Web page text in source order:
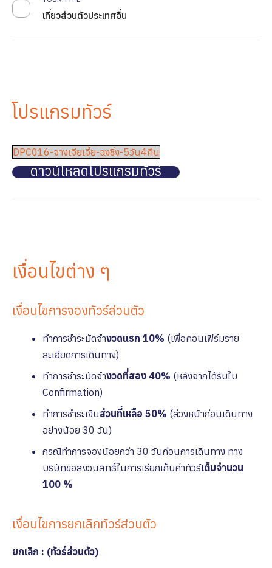
เที่ยวส่วนตัวประเทศอื่น
โปรแกรมทัวร์
DPC016-จางเจียเจี้ย-ฉงชิ่ง-5วัน4คืน
ดาวน์โหลดโปรแกรมทัวร์
เงื่อนไขต่าง ๆ
เงื่อนไขการจองทัวร์ส่วนตัว
ทำการชำระมัดจำงวดแรก 10% (เพื่อคอนเฟิร์มราย
ละเอียดการเดินทาง)
ทำการชำระมัดจำงวดที่สอง 40% (หลังจากได้รับใบ
Confirmation)
ทำการชำระเงินส่วนที่เหลือ 50% (ล่วงหน้าก่อนเดินทาง
อย่างน้อย 30 วัน)
กรณีทำการจองน้อยกว่า 30 วันก่อนการเดินทาง ทาง
บริษัทขอสงวนสิทธิ์ในการเรียกเก็บค่าทัวร์เต็มจํานวน
100 %
เงื่อนไขการยกเลิกทัวร์ส่วนตัว
ยกเลิก : (ทัวร์ส่วนตัว)